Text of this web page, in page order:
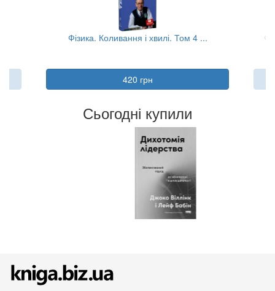
Фізика. Коливання і хвилі. Том 4 ...
420 грн
Сьогодні купили